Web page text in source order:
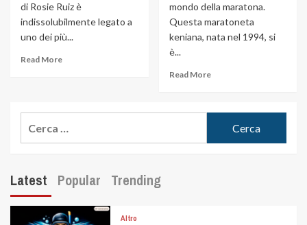
di Rosie Ruiz è
indissolubilmente legato a
uno dei più...
Read More
mondo della maratona.
Questa maratoneta
keniana, nata nel 1994, si
è...
Read More
Latest Popular Trending
Altro